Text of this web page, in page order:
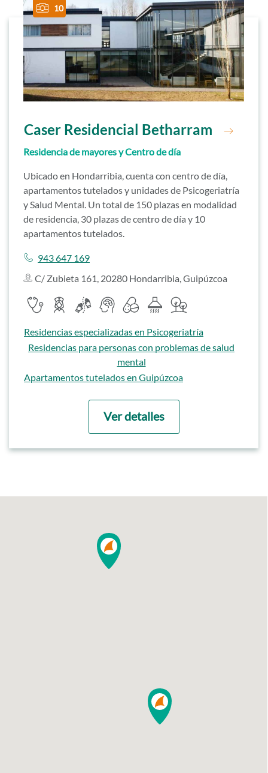
10
Ir a residencia
Caser Residencial Betharram
Residencia de mayores y Centro de día
Ubicado en Hondarribia, cuenta con centro de día,
apartamentos tutelados y unidades de Psicogeriatría
y Salud Mental. Un total de 150 plazas en modalidad
de residencia, 30 plazas de centro de día y 10
apartamentos tutelados.
Llamar a
943 647 169
C/ Zubieta 161, 20280 Hondarribia, Guipúzcoa
Servicios destacados
Servicio médico
Servicio de enfermería
Servicio de fisioterapia
PsicólogoFarmaciaCocina propiaZonas ajardinadas
Ir a
Residencias especializadas en Psicogeriatría
Ir a
Residencias para personas con problemas de salud
mental
Ir a
Apartamentos tutelados en Guipúzcoa
Ver detalles